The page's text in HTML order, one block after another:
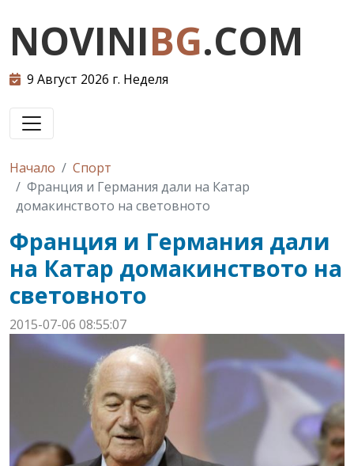
NOVINIBG.COM
9 Август 2026 г. Неделя
Начало
Спорт
Франция и Германия дали на Катар
домакинството на световното
Франция и Германия дали
на Катар домакинството на
световното
2015-07-06 08:55:07